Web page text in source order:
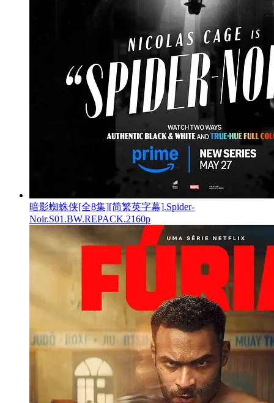
暗影蜘蛛侠[全8集][简繁英字幕].Spider-
Noir.S01.BW.REPACK.2160p